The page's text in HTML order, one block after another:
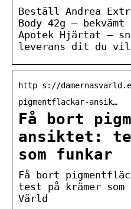
Beställ Andrea
Body 42g –
Apotek Hjärtat –
leverans dit du
http s://
pigmentflackar-ansik…
Få bort
ansiktet:
som funkar
Få bort
test på krämer som
Värld